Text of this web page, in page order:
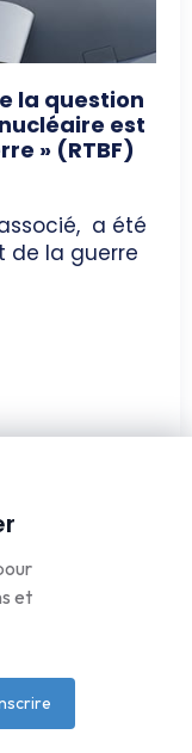
la question
est
» (RTBF)
a été
de la guerre
et